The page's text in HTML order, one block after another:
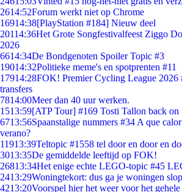
2614:52Forum werkt niet op Chrome
16914:38[PlayStation #184] Nieuw deel
20114:36Het Grote Songfestivalfeest Ziggo
2026
6614:34De Bondgenoten Spoiler Topic #3
19014:32Politieke meme's en spotprenten #11
17914:28FOK! Premier Cycling League 2026
transfers
7814:00Meer dan 40 uur werken.
1513:59[ATP Tour] #169 Tosti Tallon back on
6713:56Spaanstalige nummers #34 A que
verano?
11913:39Teltopic #1558 tel door en door en
3013:35De gemiddelde leeftijd op FOK!
26813:34Het enige echte LEGO-topic #45
2413:29Woningtekort: dus ga je woningen
4213:20Voorspel hier het weer voor het